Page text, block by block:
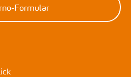
Formular